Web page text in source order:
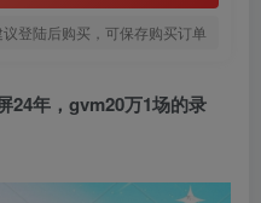
登陆后购买，可保存购买订单
24年，gvm20万1场的录